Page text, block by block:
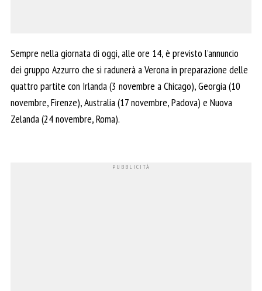
Sempre nella giornata di oggi, alle ore 14, è previsto l’annuncio
dei gruppo Azzurro che si radunerà a Verona in preparazione delle
quattro partite con Irlanda (3 novembre a Chicago), Georgia (10
novembre, Firenze), Australia (17 novembre, Padova) e Nuova
Zelanda (24 novembre, Roma).